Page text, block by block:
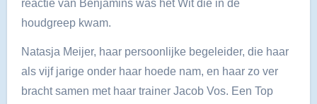
reactie van Benjamins was het Wit die in de
houdgreep kwam.
Natasja Meijer, haar persoonlijke begeleider, die haar
als vijf jarige onder haar hoede nam, en haar zo ver
bracht samen met haar trainer Jacob Vos. Een Top